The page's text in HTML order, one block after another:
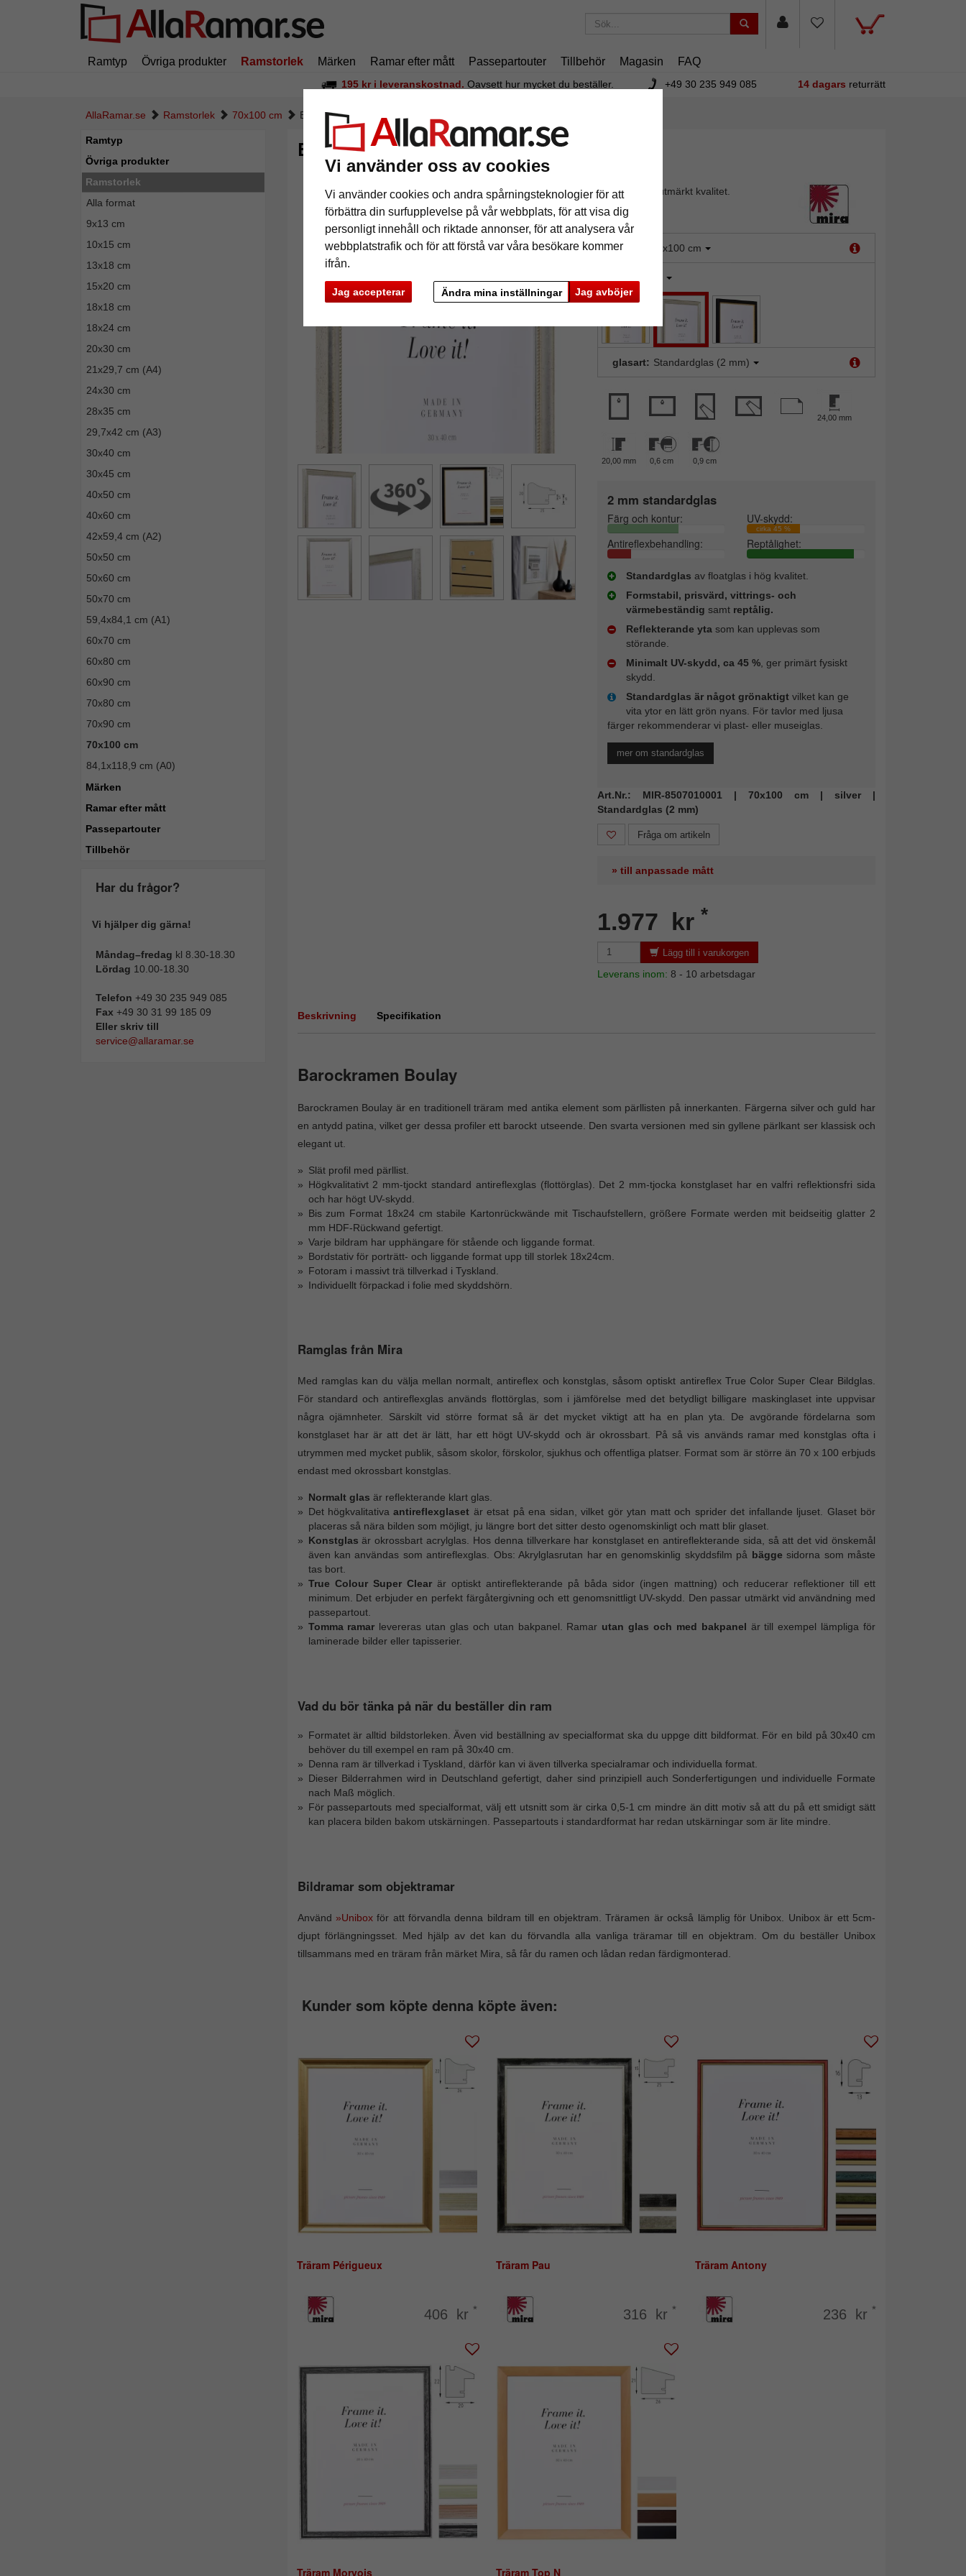
Vi använder oss av cookies
Vi använder cookies och andra spårningsteknologier för att
förbättra din surfupplevelse på vår webbplats, för att visa dig
personligt innehåll och riktade annonser, för att analysera vår
webbplatstrafik och för att förstå var våra besökare kommer
ifrån.
Jag accepterar Jag avböjer
Ändra mina inställningar
Ramtyp Övriga produkter Ramstorlek Märken Ramar efter mått Passepartouter Tillbehör Magasin FAQ
195 kr i leveranskostnad. Oavsett hur mycket du beställer. +49 30 235 949 085 14 dagars returrätt
AllaRamar.se Ramstorlek 70x100 cm Barockram Boulay
Ramtyp
Övriga produkter
Ramstorlek
Alla format
9x13 cm
10x15 cm
13x18 cm
15x20 cm
18x18 cm
18x24 cm
20x30 cm
21x29,7 cm (A4)
24x30 cm
28x35 cm
29,7x42 cm (A3)
30x40 cm
30x45 cm
40x50 cm
40x60 cm
42x59,4 cm (A2)
50x50 cm
50x60 cm
50x70 cm
59,4x84,1 cm (A1)
60x70 cm
60x80 cm
60x90 cm
70x80 cm
70x90 cm
70x100 cm
84,1x118,9 cm (A0)
Märken
Ramar efter mått
Passepartouter
Tillbehör
Har du frågor?
Vi hjälper dig gärna!
Måndag–fredag kl 8.30-18.30
Lördag 10.00-18.30
Telefon +49 30 235 949 085
Fax +49 30 31 99 185 09
Eller skriv till
service@allaramar.se
Barockram Boulay
Barock-ram i utmärkt kvalitet.
format: 70x100 cm
glasart: Standardglas (2 mm)
24,00 mm
20,00 mm 0,6 cm 0,9 cm
2 mm standardglas
Färg och kontur: UV-skydd:
cirka 45 %
Antireflexbehandling: Reptålighet:
Standardglas av floatglas i hög kvalitet.
Formstabil, prisvärd, vittrings- och
värmebeständig samt reptålig.
Reflekterande yta som kan upplevas som
störande.
Minimalt UV-skydd, ca 45 %, ger primärt fysiskt
skydd.
Standardglas är något grönaktigtvilket kan ge
vita ytor en lätt grön nyans. För tavlor med ljusa
färger rekommenderar vi plast- eller museiglas.
mer om standardglas
Art.Nr.: MIR-8507010001 | 70x100 cm | silver |
Standardglas (2 mm)
Fråga om artikeln
» till anpassade mått
1.977 kr *
Lägg till i varukorgen
Leverans inom: 8 - 10 arbetsdagar
Beskrivning Specifikation
Barockramen Boulay
Barockramen Boulay är en traditionell träram med antika element som pärllisten på innerkanten. Färgerna silver och guld har
en antydd patina, vilket ger dessa profiler ett barockt utseende. Den svarta versionen med sin gyllene pärlkant ser klassisk och
elegant ut.
Slät profil med pärllist.
Högkvalitativt 2 mm-tjockt standard antireflexglas (flottörglas). Det 2 mm-tjocka konstglaset har en valfri reflektionsfri sida
och har högt UV-skydd.
Bis zum Format 18x24 cm stabile Kartonrückwände mit Tischaufstellern, größere Formate werden mit beidseitig glatter 2
mm HDF-Rückwand gefertigt.
Varje bildram har upphängare för stående och liggande format.
Bordstativ för porträtt- och liggande format upp till storlek 18x24cm.
Fotoram i massivt trä tillverkad i Tyskland.
Individuellt förpackad i folie med skyddshörn.
Ramglas från Mira
Med ramglas kan du välja mellan normalt, antireflex och konstglas, såsom optiskt antireflex True Color Super Clear Bildglas.
För standard och antireflexglas används flottörglas, som i jämförelse med det betydligt billigare maskinglaset inte uppvisar
några ojämnheter. Särskilt vid större format så är det mycket viktigt att ha en plan yta. De avgörande fördelarna som
konstglaset har är att det är lätt, har ett högt UV-skydd och är okrossbart. På så vis används ramar med konstglas ofta i
utrymmen med mycket publik, såsom skolor, förskolor, sjukhus och offentliga platser. Format som är större än 70 x 100 erbjuds
endast med okrossbart konstglas.
Normalt glas är reflekterande klart glas.
Det högkvalitativaantireflexglaset är etsat på ena sidan, vilket gör ytan matt och sprider det infallande ljuset. Glaset bör
placeras så nära bilden som möjligt, ju längre bort det sitter desto ogenomskinligt och matt blir glaset.
Konstglas är okrossbart acrylglas. Hos denna tillverkare har konstglaset en antireflekterande sida, så att det vid önskemål
även kan användas som antireflexglas. Obs: Akrylglasrutan har en genomskinlig skyddsfilm på bägge sidorna som måste
tas bort.
True Colour Super Clear är optiskt antireflekterande på båda sidor (ingen mattning) och reducerar reflektioner till ett
minimum. Det erbjuder en perfekt färgåtergivning och ett genomsnittligt UV-skydd. Den passar utmärkt vid användning med
passepartout.
Tomma ramar levereras utan glas och utan bakpanel. Ramar utan glas och med bakpanel är till exempel lämpliga för
laminerade bilder eller tapisserier.
Vad du bör tänka på när du beställer din ram
Formatet är alltid bildstorleken. Även vid beställning av specialformat ska du uppge ditt bildformat. För en bild på 30x40 cm
behöver du till exempel en ram på 30x40 cm.
Denna ram är tillverkad i Tyskland, därför kan vi även tillverka specialramar och individuella format.
Dieser Bilderrahmen wird in Deutschland gefertigt, daher sind prinzipiell auch Sonderfertigungen und individuelle Formate
nach Maß möglich.
För passepartouts med specialformat, välj ett utsnitt som är cirka 0,5-1 cm mindre än ditt motiv så att du på ett smidigt sätt
kan placera bilden bakom utskärningen. Passepartouts i standardformat har redan utskärningar som är lite mindre.
Bildramar som objektramar
Använd »Uniboxför att förvandla denna bildram till en objektram. Träramen är också lämplig för Unibox. Unibox är ett 5cm-
djupt förlängningsset. Med hjälp av det kan du förvandla alla vanliga träramar till en objektram. Om du beställer Unibox
tillsammans med en träram från märket Mira, så får du ramen och lådan redan färdigmonterad.
Kunder som köpte denna köpte även:
Träram Périgueux
406 kr *
Träram Pau
316 kr *
Träram Antony
236 kr *
Träram Morvois Träram Top N